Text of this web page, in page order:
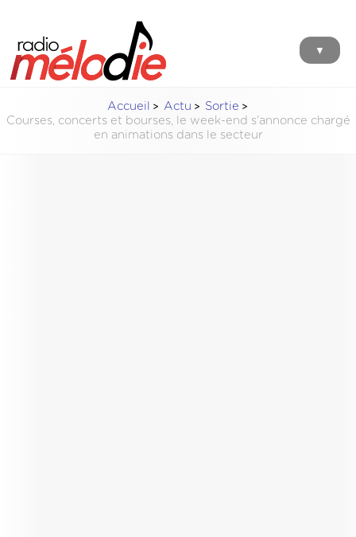
▼
Accueil Actu
Sortie
Courses, concerts et bourses, le week-end s'annonce chargé
en animations dans le secteur